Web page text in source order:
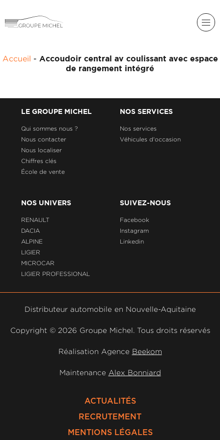
DACIA
LIGIER
PROFESSIONAL
MICHEL
HISTORIQUE
DU
MICHEL
Accueil - Accoudoir central av coulissant avec espace
de rangement intégré
LE GROUPE MICHEL
Qui sommes nous ?
Nous contacter
Nous localiser
Chiffres clés
École de vente
NOS SERVICES
Nos services
Véhicules d'occasion
NOS UNIVERS
RENAULT
DACIA
ALPINE
LIGIER
MICROCAR
LIGIER PROFESSIONAL
SUIVEZ-NOUS
Facebook
Instagram
Linkedin
Distributeur automobile en Nouvelle-Aquitaine
Copyright © 2026 Groupe Michel. Tous droits réservés
Réalisation Agence Beekom
Maintenance Alex Bonniard
ACTUALITÉS
RECRUTEMENT
MENTIONS LÉGALES